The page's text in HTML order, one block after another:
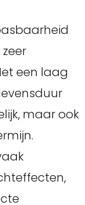
een laag
maar ook